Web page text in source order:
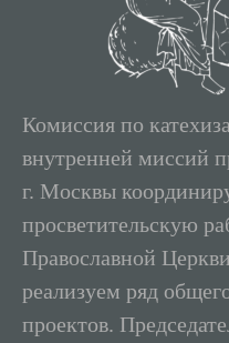
Комиссия по
внутренней миссий
г. Москвы
просветительскую
Православной
реализуем ряд
проектов.